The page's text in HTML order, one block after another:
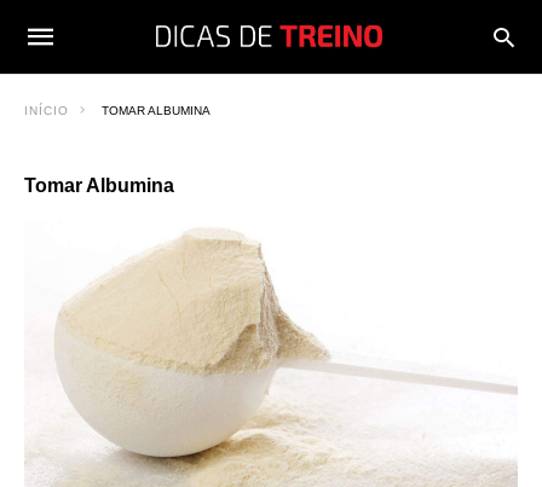
INÍCIO TOMAR ALBUMINA
Tomar Albumina